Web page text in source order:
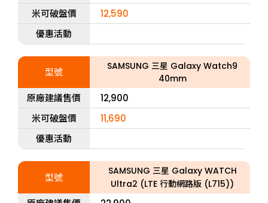
米可破盤價
12,590
優惠活動
型號
SAMSUNG 三星 Galaxy Watch9
40mm
原廠建議售價
12,900
米可破盤價
11,690
優惠活動
型號
SAMSUNG 三星 Galaxy WATCH
Ultra2 (LTE 行動網路版 (L715))